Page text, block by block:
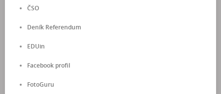
ČSO
Deník Referendum
EDUin
Facebook profil
FotoGuru